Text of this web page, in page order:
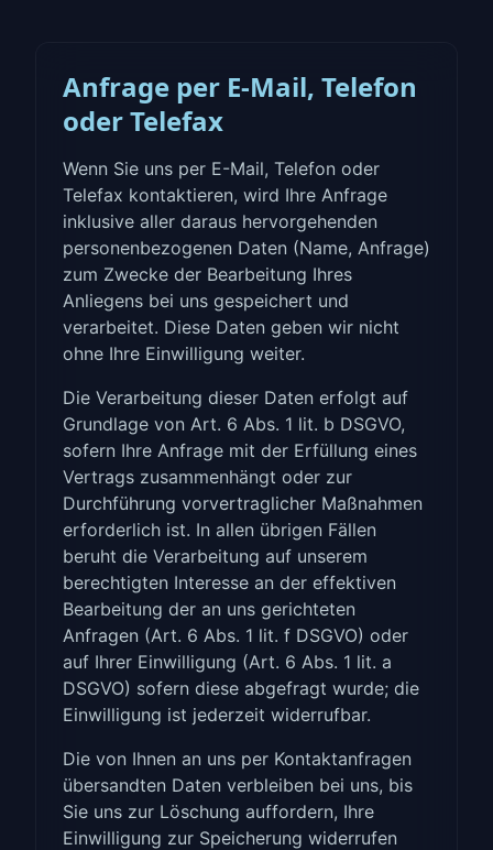
Anfrage per E-Mail, Telefon
oder Telefax
Wenn Sie uns per E-Mail, Telefon oder
Telefax kontaktieren, wird Ihre Anfrage
inklusive aller daraus hervorgehenden
personenbezogenen Daten (Name, Anfrage)
zum Zwecke der Bearbeitung Ihres
Anliegens bei uns gespeichert und
verarbeitet. Diese Daten geben wir nicht
ohne Ihre Einwilligung weiter.
Die Verarbeitung dieser Daten erfolgt auf
Grundlage von Art. 6 Abs. 1 lit. b DSGVO,
sofern Ihre Anfrage mit der Erfüllung eines
Vertrags zusammenhängt oder zur
Durchführung vorvertraglicher Maßnahmen
erforderlich ist. In allen übrigen Fällen
beruht die Verarbeitung auf unserem
berechtigten Interesse an der effektiven
Bearbeitung der an uns gerichteten
Anfragen (Art. 6 Abs. 1 lit. f DSGVO) oder
auf Ihrer Einwilligung (Art. 6 Abs. 1 lit. a
DSGVO) sofern diese abgefragt wurde; die
Einwilligung ist jederzeit widerrufbar.
Die von Ihnen an uns per Kontaktanfragen
übersandten Daten verbleiben bei uns, bis
Sie uns zur Löschung auffordern, Ihre
Einwilligung zur Speicherung widerrufen